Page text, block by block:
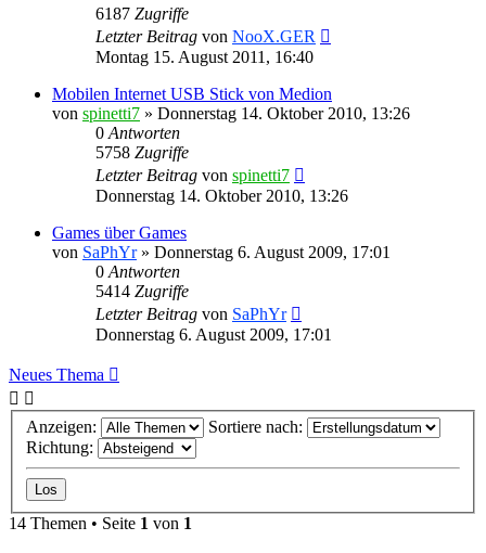
6187 Zugriffe
Letzter Beitrag von NooX.GER
Montag 15. August 2011, 16:40
Mobilen Internet USB Stick von Medion
von spinetti7 » Donnerstag 14. Oktober 2010, 13:26
0 Antworten
5758 Zugriffe
Letzter Beitrag von spinetti7
Donnerstag 14. Oktober 2010, 13:26
Games über Games
von SaPhYr» Donnerstag 6. August 2009, 17:01
0 Antworten
5414 Zugriffe
Letzter Beitrag von SaPhYr
Donnerstag 6. August 2009, 17:01
Neues Thema
Anzeigen:
Sortiere nach:
Richtung:
14 Themen • Seite 1 von 1